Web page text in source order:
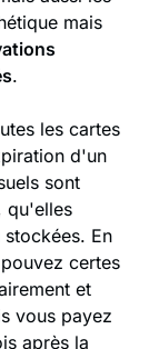
mais
.
les cartes
d'un
sont
qu'elles
En
certes
et
vous payez
après la